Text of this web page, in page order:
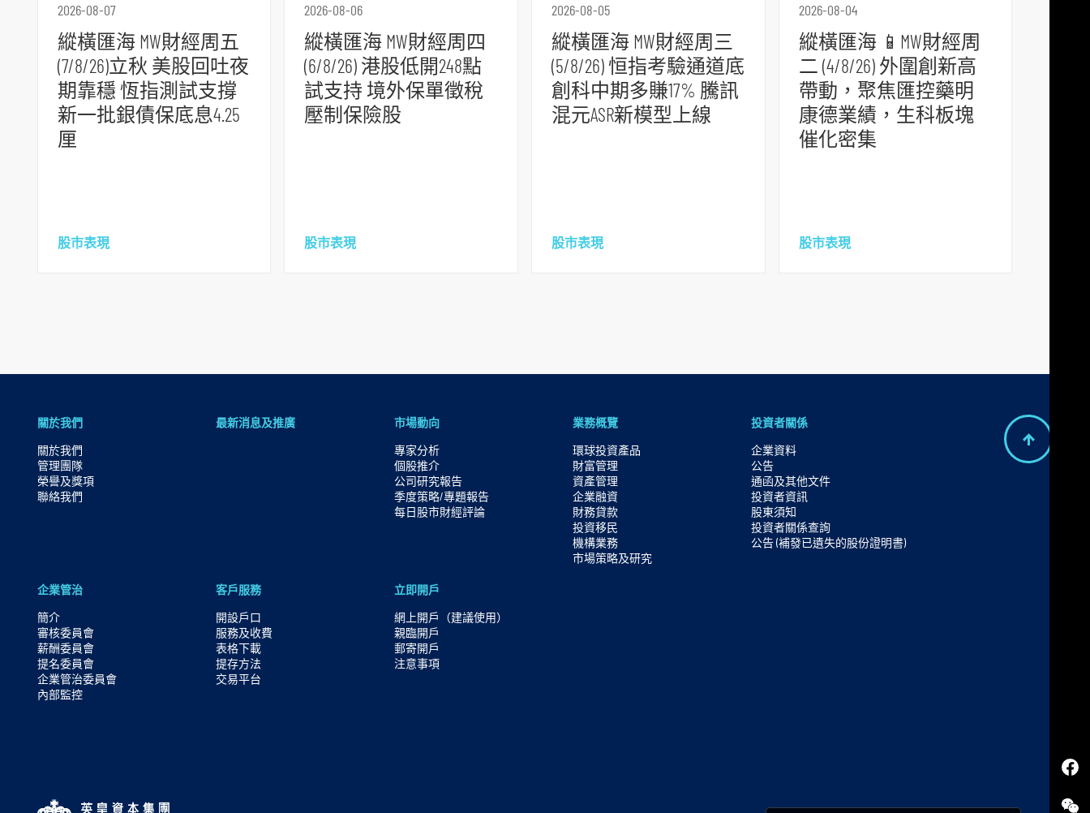
2026-08-07
縱橫匯海 MW財經周五
(7/8/26)立秋 美股回吐夜
期靠穩 恆指測試支撐
新一批銀債保底息4.25
厘
股市表現
2026-08-06
縱橫匯海 MW財經周四
(6/8/26) 港股低開248點
試支持 境外保單徵稅
壓制保險股
股市表現
2026-08-05
縱橫匯海 MW財經周三
(5/8/26) 恒指考驗通道底
創科中期多賺17% 騰訊
混元ASR新模型上線
股市表現
2026-08-04
縱橫匯海 📱MW財經周
二 (4/8/26) 外圍創新高
帶動，聚焦匯控藥明
康德業績，生科板塊
催化密集
股市表現
B
關於我們
關於我們
管理團隊
榮譽及獎項
聯絡我們
最新消息及推廣
市場動向
專家分析
個股推介
公司研究報告
季度策略/專題報告
每日股市財經評論
業務概覽
環球投資產品
財富管理
資產管理
企業融資
財務貸款
投資移民
機構業務
市場策略及研究​
投資者關係
企業資料
公告
通函及其他文件
投資者資訊
股東須知
投資者關係查詢
公告 (補發已遺失的股份證明書)
企業管治
簡介
審核委員會
薪酬委員會
提名委員會
企業管治委員會
內部監控
客戶服務
開設戶口
服務及收費
表格下載
提存方法
交易平台
立即開戶
網上開戶（建議使用）
親臨開戶
郵寄開戶
注意事項